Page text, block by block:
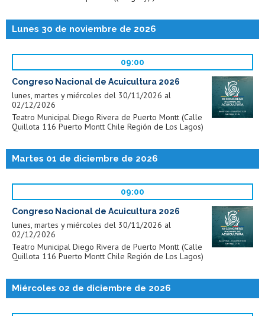
Lunes 30 de noviembre de 2026
09:00
Congreso Nacional de Acuicultura 2026
lunes, martes y miércoles del 30/11/2026 al
02/12/2026
Teatro Municipal Diego Rivera de Puerto Montt (Calle
Quillota 116 Puerto Montt Chile Región de Los Lagos)
Martes 01 de diciembre de 2026
09:00
Congreso Nacional de Acuicultura 2026
lunes, martes y miércoles del 30/11/2026 al
02/12/2026
Teatro Municipal Diego Rivera de Puerto Montt (Calle
Quillota 116 Puerto Montt Chile Región de Los Lagos)
Miércoles 02 de diciembre de 2026